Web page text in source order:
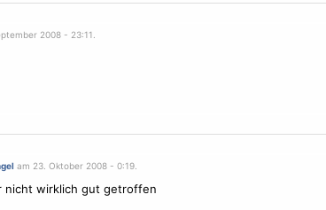
2008 - 23:11.
am 23. Oktober 2008 - 0:19.
nicht wirklich gut getroffen